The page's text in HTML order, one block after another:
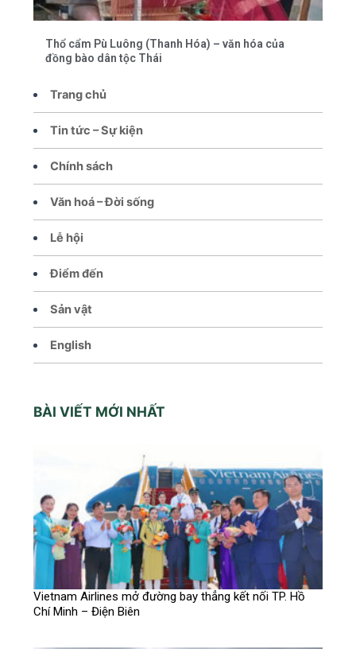
Trang chủ
Tin tức – Sự kiện
Chính sách
Văn hoá – Đời sống
Lễ hội
Điểm đến
Sản vật
English
BÀI VIẾT MỚI NHẤT
Vietnam Airlines mở đường bay thẳng kết nối TP. Hồ
Chí Minh – Điện Biên
Thổ cẩm Pù Luông (Thanh Hóa) – văn hóa của
đồng bào dân tộc Thái